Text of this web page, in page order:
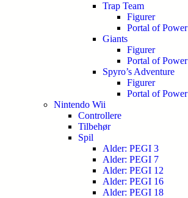
Trap Team
Figurer
Portal of Power
Giants
Figurer
Portal of Power
Spyro’s Adventure
Figurer
Portal of Power
Nintendo Wii
Controllere
Tilbehør
Spil
Alder: PEGI 3
Alder: PEGI 7
Alder: PEGI 12
Alder: PEGI 16
Alder: PEGI 18